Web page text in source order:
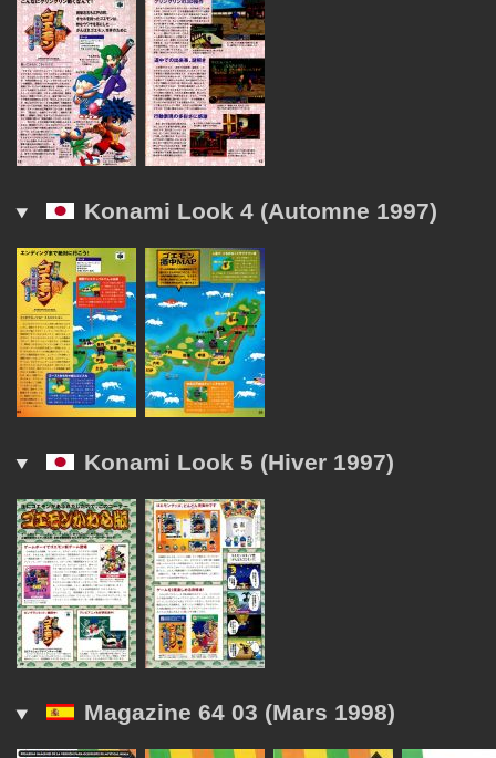
Konami Look 4 (Automne 1997)
Konami Look 5 (Hiver 1997)
Magazine 64 03 (Mars 1998)